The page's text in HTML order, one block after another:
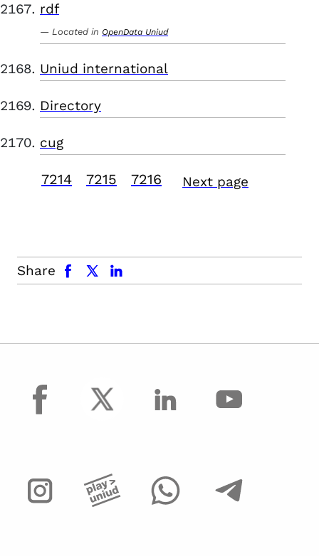
rdf
Located in OpenData Uniud
Uniud international
Directory
cug
7214 7215 7216 Next page
Share
facebook x.com linkedin
facebook